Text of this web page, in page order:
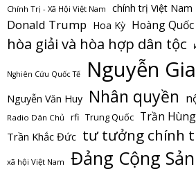
Chính Trị - Xã Hội Việt Nam chính trị Việt Nam
Donald Trump Hoa Kỳ Hoàng
hòa giải và hòa hợp dân tộc
Nghiên Cứu Quốc Tế Nguyễn
Nguyễn Văn Huy Nhân quyền
Radio Dân Chủ rfi Trung Quốc Trần Hùng
Trần Khắc Đức tư tưởng chính
xã hội Việt Nam Đảng Cộng